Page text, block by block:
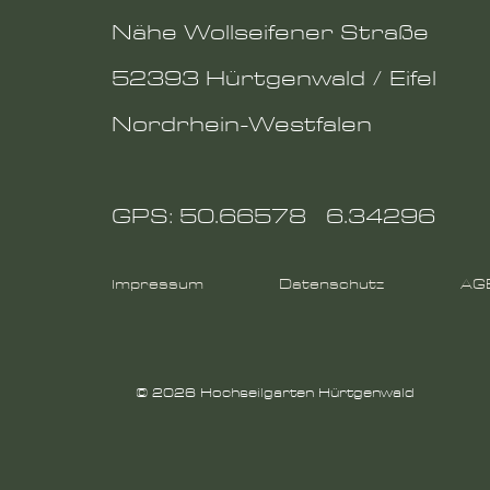
Nähe Wollseifener Straße
52393 Hürtgenwald / Eifel
Nordrhein-Westfalen
GPS: 50.66578 6.34296
Impressum Datenschutz
© 2026 Hochseilgarten Hürtgenwald